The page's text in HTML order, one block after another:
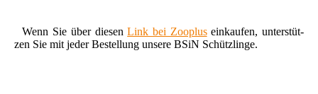
Wenn Sie über diesenLink bei Zoopluseinkaufen, unterstüt-
zen Sie mit jeder Bestellung unsere BSiN Schützlinge.